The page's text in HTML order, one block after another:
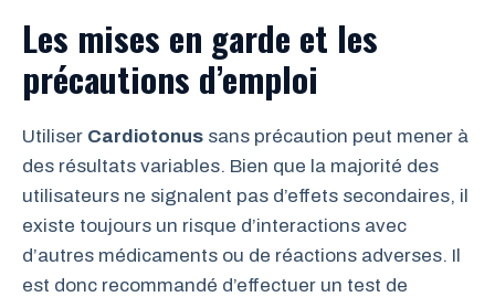
Les mises en garde et les
précautions d’emploi
Utiliser Cardiotonus sans précaution peut mener à
des résultats variables. Bien que la majorité des
utilisateurs ne signalent pas d’effets secondaires, il
existe toujours un risque d’interactions avec
d’autres médicaments ou de réactions adverses. Il
est donc recommandé d’effectuer un test de